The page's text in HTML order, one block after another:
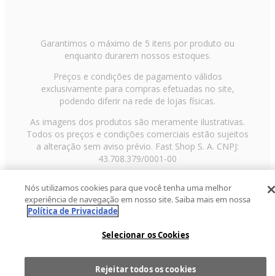
Garantimos o máximo de 5 itens por produto ou
enquanto durarem nossos estoques.
Preços e condições de pagamento válidos
exclusivamente para compras efetuadas no site,
podendo diferir na rede de lojas físicas.
As imagens dos produtos são meramente ilustrativas.
Todos os preços e condições comerciais estão sujeitos
a alteração sem aviso prévio. Fast Shop S. A. CNPJ:
43.708.379/0001-00
Paulo/SP, CEP 02029-001, Telefone: 11 3003-3728 ©
2013 Fast Shop - Todos os direitos reservadosRF
Nós utilizamos cookies para que você tenha uma melhor
experiência de navegação em nosso site. Saiba mais em nossa
Política de Privacidade
Selecionar os Cookies
Rejeitar todos os cookies